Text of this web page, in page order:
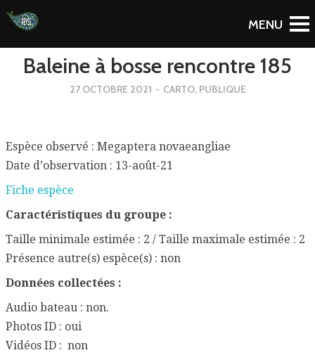
To Blog
Baleine à bosse rencontre 185
27 OCTOBRE 2021 - CARTO, PUBLIQUE
Espèce observé : Megaptera novaeangliae
Date d’observation : 13-août-21
Fiche espèce
Caractéristiques du groupe :
Taille minimale estimée : 2 / Taille maximale estimée : 2
Présence autre(s) espèce(s) : non
Données collectées :
Audio bateau : non.
Photos ID : oui
Vidéos ID : non